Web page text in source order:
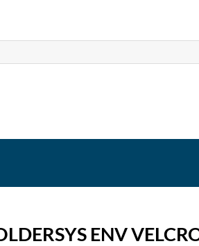
ENV